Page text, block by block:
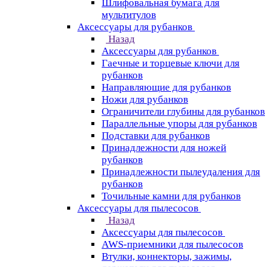
Шлифовальная бумага для
мультитулов
Аксессуары для рубанков
Назад
Аксессуары для рубанков
Гаечные и торцевые ключи для
рубанков
Направляющие для рубанков
Ножи для рубанков
Ограничители глубины для рубанков
Параллельные упоры для рубанков
Подставки для рубанков
Принадлежности для ножей
рубанков
Принадлежности пылеудаления для
рубанков
Точильные камни для рубанков
Аксессуары для пылесосов
Назад
Аксессуары для пылесосов
AWS-приемники для пылесосов
Втулки, коннекторы, зажимы,